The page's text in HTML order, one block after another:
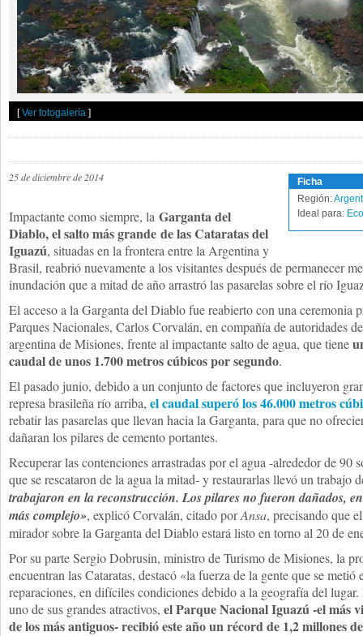
[Ver fotogalería ]
Ficha
Región:
Ideal para:
25 de diciembre de 2014
Impactante como siempre, la Garganta del
Diablo, el salto más grande de las Cataratas del
Iguazú, situadas en la frontera entre la Argentina y
Brasil, reabrió nuevamente a los visitantes después de permanecer
inundación que a mitad de año arrastró las pasarelas sobre el río
El acceso a la Garganta del Diablo fue reabierto con una ceremonia
Parques Nacionales, Carlos Corvalán, en compañía de autoridades
argentina de Misiones, frente al impactante salto de agua, que tiene
caudal de unos 1.700 metros cúbicos por segundo.
El pasado junio, debido a un conjunto de factores que incluyeron
represa brasileña río arriba, el caudal superó los 46.000 metros
rebatir las pasarelas que llevan hacia la Garganta, para que no
dañaran los pilares de cemento portantes.
Recuperar las contenciones arrastradas por el agua -alrededor de 90
que se rescataron de la agua la mitad- y restaurarlas llevó un trabajo
trabajaron en la reconstrucción. Los pilares no fueron dañados,
más complejo», explicó Corvalán, citado porAnsa, precisando que
mirador sobre la Garganta del Diablo estará listo en torno al 20 de
Por su parte Sergio Dobrusin, ministro de Turismo de Misiones, la
encuentran las Cataratas, destacó «la fuerza de la gente que se metió
reparaciones, en difíciles condiciones debido a la geografía del lugar.
uno de sus grandes atractivos, el Parque Nacional Iguazú -el más
de los más antiguos- recibió este año un récord de 1,2 millones